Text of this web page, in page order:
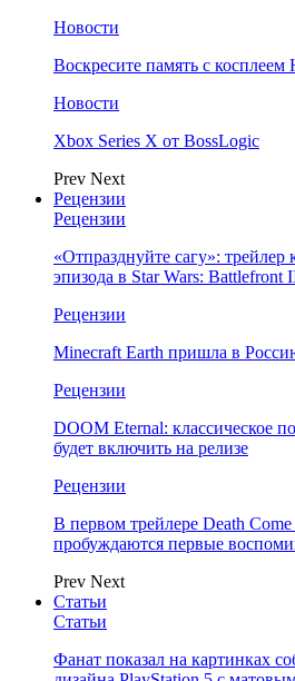
Новости
Воскресите память с
Новости
Xbox Series X от BossLogic
Prev Next
Рецензии
Рецензии
«Отпразднуйте сагу»: трейлер
эпизода в Star Wars: Battlefront
Рецензии
Minecraft Earth пришла в
Рецензии
DOOM Eternal: классическое
будет включить на релизе
Рецензии
В первом трейлере Death Come
пробуждаются первые
Prev Next
Статьи
Статьи
Фанат показал на картинках